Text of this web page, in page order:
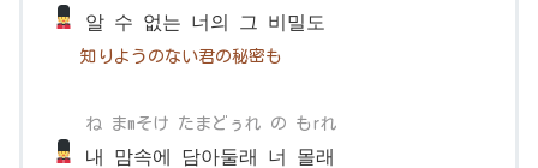
알 수 없는 너의 그 비밀도
知りようのない君の秘密も
ね まmそけ たまどぅれ の もrれ
내 맘속에 담아둘래 너 몰래